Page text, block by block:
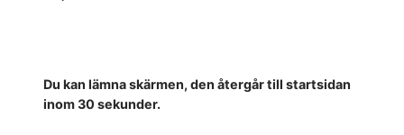
Du kan lämna skärmen, den återgår till startsidan
inom 30 sekunder.